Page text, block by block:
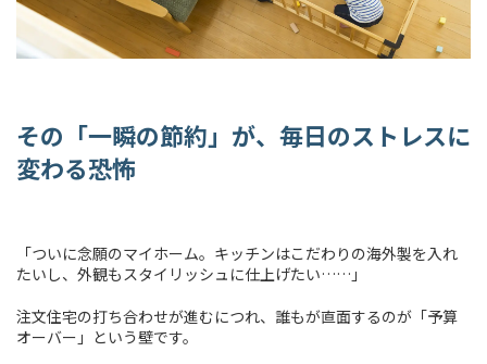
その「一瞬の節約」が、毎日のストレスに
変わる恐怖
「ついに念願のマイホーム。キッチンはこだわりの海外製を入れ
たいし、外観もスタイリッシュに仕上げたい……」
注文住宅の打ち合わせが進むにつれ、誰もが直面するのが「予算
オーバー」という壁です。